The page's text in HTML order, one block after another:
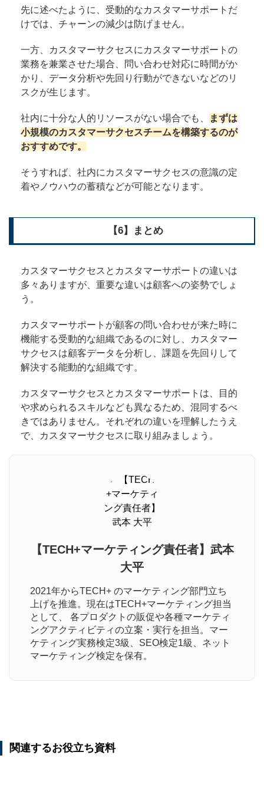
先に述べたように、受動的なカスタマーサポートだ
けでは、チャーンの減少は防げません。
一方、カスタマーサクセスにカスタマーサポートの
業務を兼業させた場合、問い合わせ対応に時間がか
かり、データ分析や先回り行動ができないなどのリ
スクが生じます。
社内に十分な人的リソースがない場合でも、
まずは
小規模のカスタマーサクセスチームを構築するのが
おすすめです。
そうすれば、社内にカスタマーサクセスの意識の定
着やノウハウの蓄積などが可能となります。
【6】まとめ
カスタマーサクセスとカスタマーサポートの違いは
多々ありますが、重要な違いは顧客への姿勢でしょ
う。
カスタマーサポートが顧客の問い合わせが来た時に
機能する受動的な組織であるのに対し、カスタマー
サクセスは顧客データを分析し、課題を先回りして
解決する能動的な組織です。
カスタマーサクセスとカスタマーサポートは、目的
や求められるスキルなども異なるため、混同するべ
きではありません。それぞれの違いを理解したうえ
で、カスタマーサクセスに取り組みましょう。
【TECH+マーケティング責任者】武本
大平
2021年からTECH+ のマーケティング部門立ち
上げを推進。現在はTECH+マーケティング担当
として、 各プロダクトの販促や各種マーケティ
ングアクティビティの立案・実行を担当。マー
ケティング実務検定3級、SEO検定1級、ネット
マーケティング検定を保有。
関連するお役立ち資料